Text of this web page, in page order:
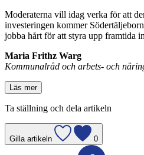
Moderaterna vill idag verka för att
investeringen kommer
jobba hårt för att styra upp framtida
Maria Frithz Warg
Kommunalråd och arbets- och
Läs mer
Ta ställning och dela artikeln
Gilla artikeln 0